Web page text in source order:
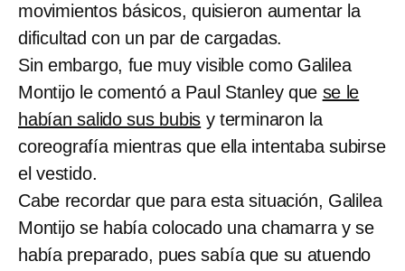
movimientos básicos, quisieron aumentar la
dificultad con un par de cargadas.
Sin embargo, fue muy visible como Galilea
Montijo le comentó a Paul Stanley que se le
habían salido sus bubis y terminaron la
coreografía mientras que ella intentaba subirse
el vestido.
Cabe recordar que para esta situación, Galilea
Montijo se había colocado una chamarra y se
había preparado, pues sabía que su atuendo